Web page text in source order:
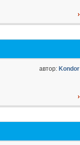
автор: Kondor